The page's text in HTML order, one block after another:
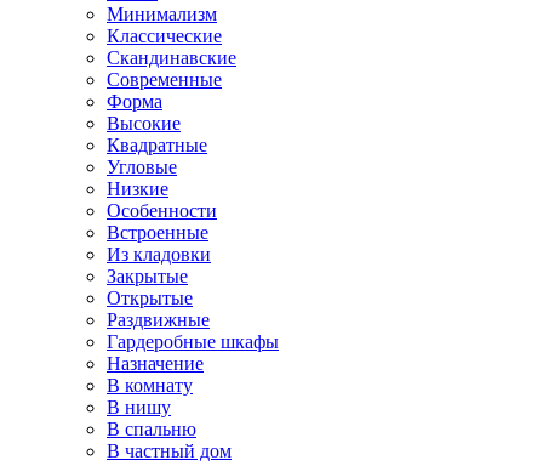
Минимализм
Классические
Скандинавские
Современные
Форма
Высокие
Квадратные
Угловые
Низкие
Особенности
Встроенные
Из кладовки
Закрытые
Открытые
Раздвижные
Гардеробные шкафы
Назначение
В комнату
В нишу
В спальню
В частный дом